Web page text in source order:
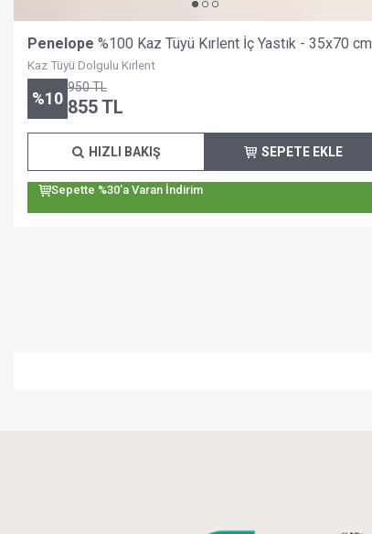
Penelope %100 Kaz Tüyü Kırlent İç Yastık - 35x70 cm
Kaz Tüyü Dolgulu Kırlent
%10
950TL
855TL
SEPETE EKLE
HIZLI BAKIŞ
Sepette %30'a Varan İndirim